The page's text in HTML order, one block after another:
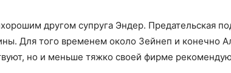
другом супруга Эндер. Предательская
Для того временем около Зейнеп и конечно
но и меньше тяжко своей фирме